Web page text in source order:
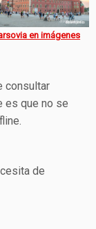
en imágenes
consultar
es que no se
de